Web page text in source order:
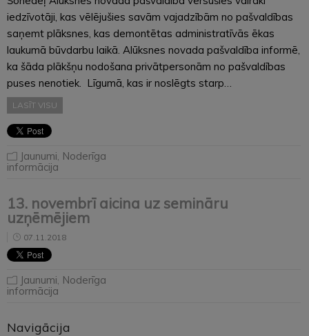
iedzīvotāji, kas vēlējušies savām vajadzībām no pašvaldības
saņemt plāksnes, kas demontētas administratīvās ēkas
laukumā būvdarbu laikā. Alūksnes novada pašvaldība informē,
ka šāda plākšņu nodošana privātpersonām no pašvaldības
puses nenotiek. Līgumā, kas ir noslēgts starp…
LASĪT VISU
Jaunumi, Noderīga
informācija
13. novembrī aicina uz semināru
uzņēmējiem
07.11.2018
Jaunumi, Noderīga
informācija
Navigācija